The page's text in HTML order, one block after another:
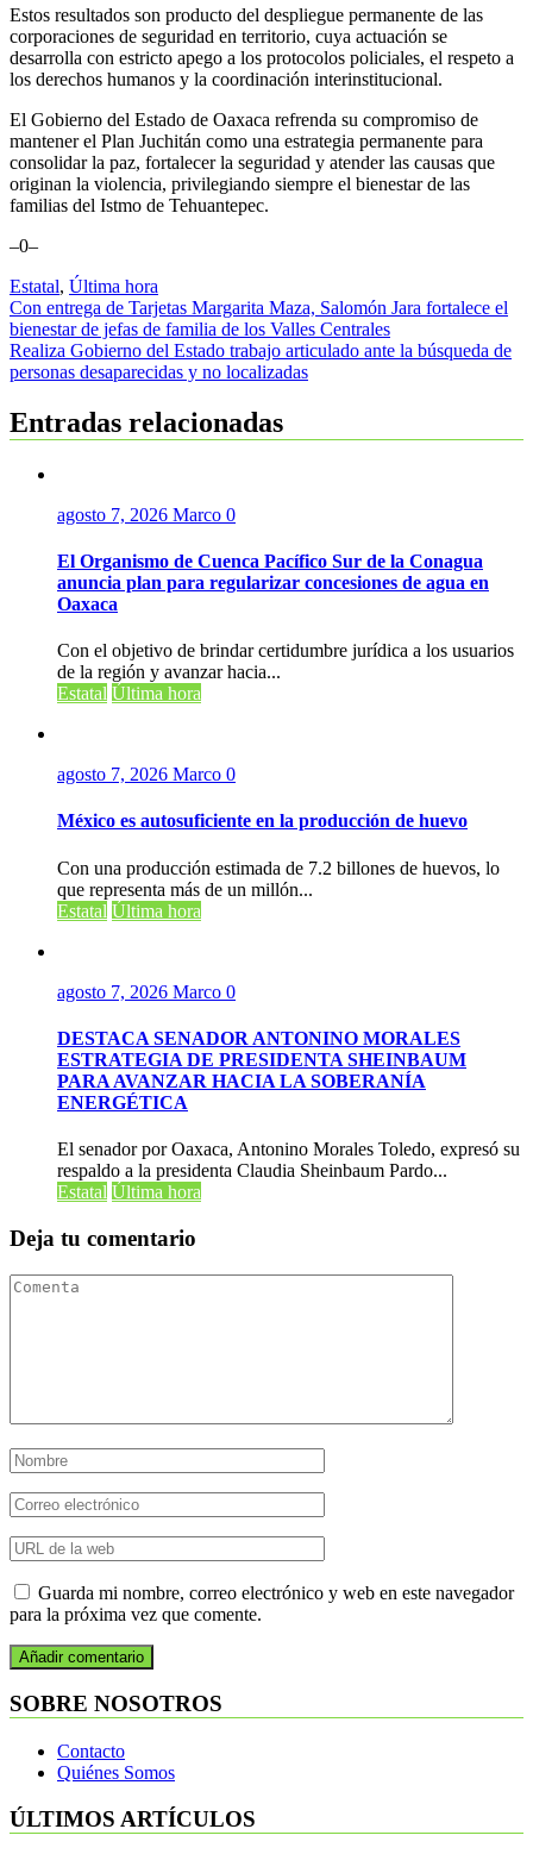
Estos resultados son producto del despliegue permanente de las
corporaciones de seguridad en territorio, cuya actuación se
desarrolla con estricto apego a los protocolos policiales, el respeto a
los derechos humanos y la coordinación interinstitucional.
El Gobierno del Estado de Oaxaca refrenda su compromiso de
mantener el Plan Juchitán como una estrategia permanente para
consolidar la paz, fortalecer la seguridad y atender las causas que
originan la violencia, privilegiando siempre el bienestar de las
familias del Istmo de Tehuantepec.
–0–
Estatal, Última hora
Navegación
de
entradas
Con entrega de Tarjetas Margarita Maza, Salomón Jara fortalece el
bienestar de jefas de familia de los Valles Centrales
Realiza Gobierno del Estado trabajo articulado ante la búsqueda de
personas desaparecidas y no localizadas
Entradas relacionadas
agosto 7, 2026 Marco 0
El Organismo de Cuenca Pacífico Sur de la Conagua
anuncia plan para regularizar concesiones de agua en
Oaxaca
Con el objetivo de brindar certidumbre jurídica a los usuarios
de la región y avanzar hacia...
Estatal Última hora
agosto 7, 2026 Marco 0
México es autosuficiente en la producción de huevo
Con una producción estimada de 7.2 billones de huevos, lo
que representa más de un millón...
Estatal Última hora
agosto 7, 2026 Marco 0
DESTACA SENADOR ANTONINO MORALES
ESTRATEGIA DE PRESIDENTA SHEINBAUM
PARA AVANZAR HACIA LA SOBERANÍA
ENERGÉTICA
El senador por Oaxaca, Antonino Morales Toledo, expresó su
respaldo a la presidenta Claudia Sheinbaum Pardo...
Estatal Última hora
Deja tu comentario
Guarda mi nombre, correo electrónico y web en este navegador
para la próxima vez que comente.
SOBRE NOSOTROS
Contacto
Quiénes Somos
ÚLTIMOS ARTÍCULOS